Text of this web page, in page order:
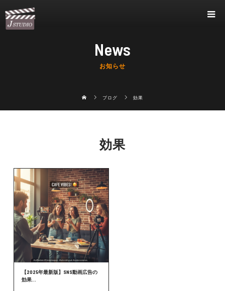
News
お知らせ
ブログ 効果
効果
【2025年最新版】SNS動画広告の
効果...